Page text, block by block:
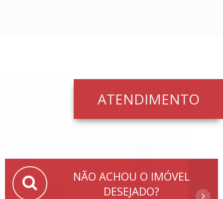
ATENDIMENTO
NÃO ACHOU O IMÓVEL
DESEJADO?